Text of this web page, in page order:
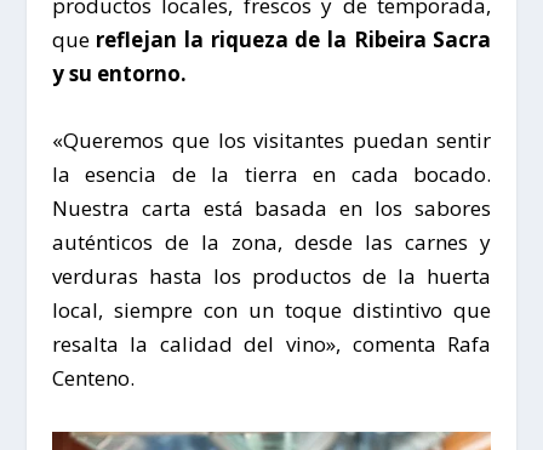
que reflejan la riqueza de la Ribeira Sacra
y su entorno.
«Queremos que los visitantes puedan sentir
la esencia de la tierra en cada bocado.
Nuestra carta está basada en los sabores
auténticos de la zona, desde las carnes y
verduras hasta los productos de la huerta
local, siempre con un toque distintivo que
resalta la calidad del vino», comenta Rafa
Centeno.